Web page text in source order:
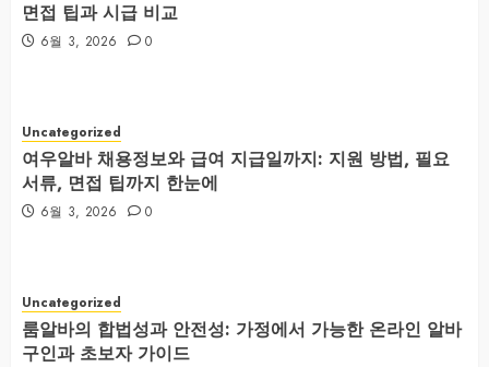
면접 팁과 시급 비교
6월 3, 2026 0
Uncategorized
여우알바 채용정보와 급여 지급일까지: 지원 방법, 필요
서류, 면접 팁까지 한눈에
6월 3, 2026 0
Uncategorized
룸알바의 합법성과 안전성: 가정에서 가능한 온라인 알바
구인과 초보자 가이드